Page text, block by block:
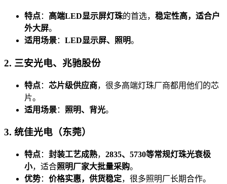
特点： 高端LED显示屏灯珠的首选， 稳定性高，适合户
外大屏。
适用场景： LED显示屏、照明。
2. 三安光电、兆驰股份
特点： 芯片级供应商，很多高端灯珠厂商都用他们的芯
片。
适用场景： 照明、背光。
3. 统佳光电（东莞）
特点： 封装工艺成熟， 2835、5730等常规灯珠光衰极
小，适合照明厂家大批量采购。
优势： 价格实惠，供货稳定，很多照明厂长期合作。